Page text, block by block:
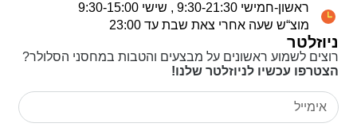
ניוזלטר
רוצים לשמוע ראשונים על מבצעים והטבות במחסני הסלולר?
הצטרפו עכשיו לניוזלטר שלנו!
ראשון-חמישי 9:30-21:30 , שישי 9:30-15:00
מוצ“ש שעה אחרי צאת שבת עד 23:00